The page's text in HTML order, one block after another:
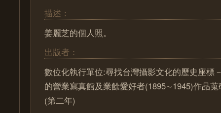
描述：
姜麗芝的個人照。
出版者：
數位化執行單位:尋找台灣攝影文化的歷史座標
的營業寫真館及業餘愛好者(1895∼1945)作品
(第二年)